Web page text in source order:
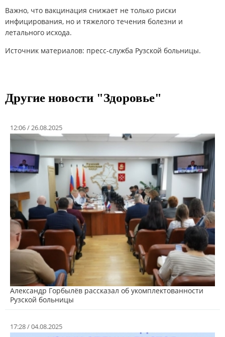
Важно, что вакцинация снижает не только риски
инфицирования, но и тяжелого течения болезни и
летального исхода.
Источник материалов: пресс-служба Рузской больницы.
Другие новости "Здоровье"
12:06 / 26.08.2025
Александр Горбылёв рассказал об укомплектованности
Рузской больницы
17:28 / 04.08.2025